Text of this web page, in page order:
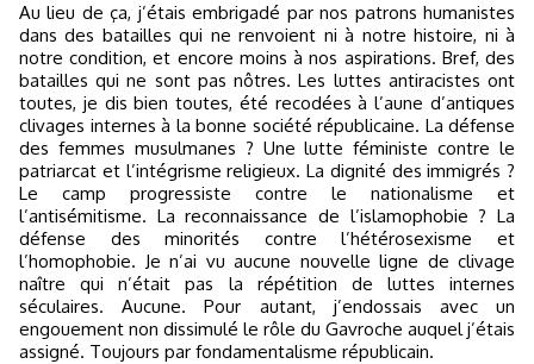
Au lieu de ça, j’étais embrigadé par nos patrons humanistes
dans des batailles qui ne renvoient ni à notre histoire, ni à
notre condition, et encore moins à nos aspirations. Bref, des
batailles qui ne sont pas nôtres. Les luttes antiracistes ont
toutes, je dis bien toutes, été recodées à l’aune d’antiques
clivages internes à la bonne société républicaine. La défense
des femmes musulmanes ? Une lutte féministe contre le
patriarcat et l’intégrisme religieux. La dignité des immigrés ?
Le camp progressiste contre le nationalisme et
l’antisémitisme. La reconnaissance de l’islamophobie ? La
défense des minorités contre l’hétérosexisme et
l’homophobie. Je n’ai vu aucune nouvelle ligne de clivage
naître qui n’était pas la répétition de luttes internes
séculaires. Aucune. Pour autant, j’endossais avec un
engouement non dissimulé le rôle du Gavroche auquel j’étais
assigné. Toujours par fondamentalisme républicain.